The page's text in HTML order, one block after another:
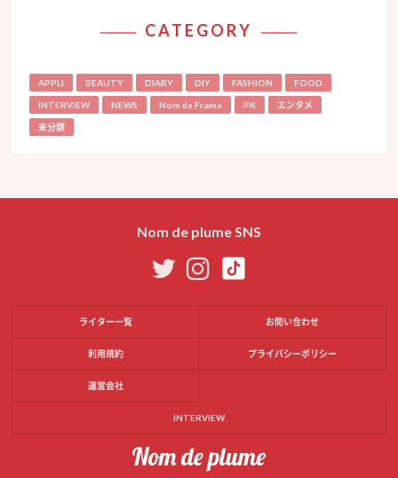
CATEGORY
APPLI BEAUTY DIARY DIY FASHION FOOD
INTERVIEW NEWS Nom de Frame PR エンタメ
未分類
Nom de plume SNS
ライター一覧 お問い合わせ
利用規約 プライバシーポリシー
運営会社
INTERVIEW